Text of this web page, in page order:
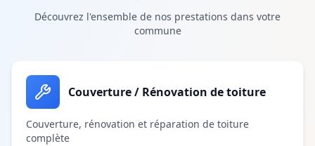
Découvrez l'ensemble de nos prestations dans votre
commune
Couverture / Rénovation de toiture
Couverture, rénovation et réparation de toiture
complète